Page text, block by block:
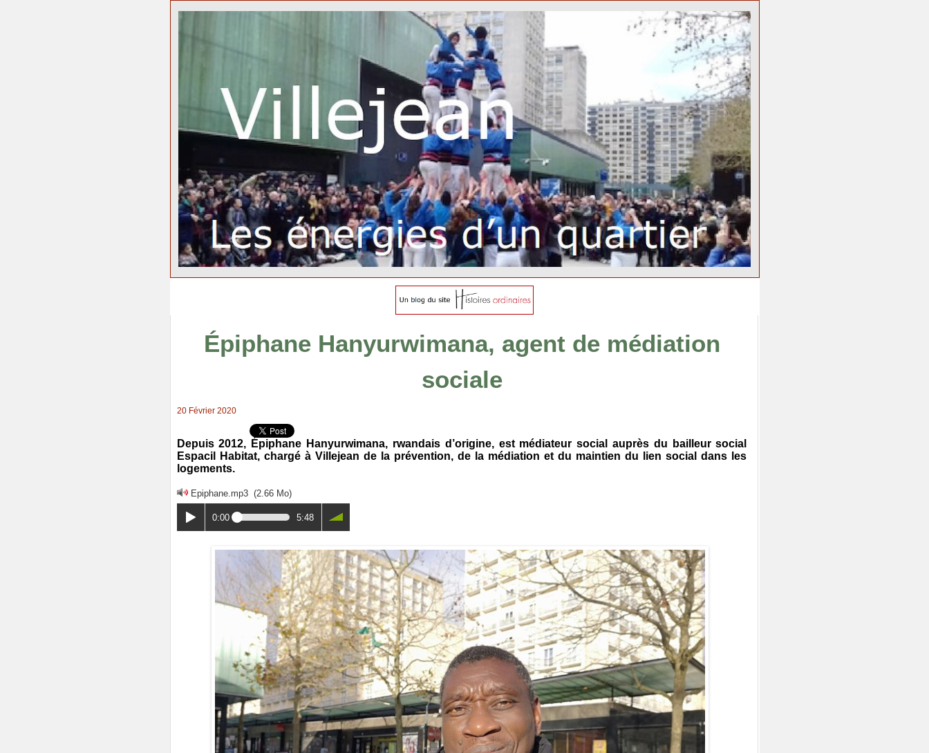
Épiphane Hanyurwimana, agent de médiation
sociale
20 Février 2020
Depuis 2012, Épiphane Hanyurwimana, rwandais d’origine, est médiateur social auprès du bailleur social
Espacil Habitat, chargé à Villejean de la prévention, de la médiation et du maintien du lien social dans les
logements.
Epiphane.mp3 (2.66 Mo)
0:00 5:48